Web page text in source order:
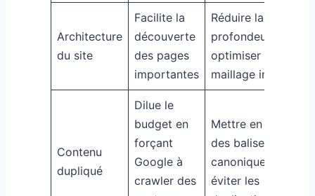
Architecture
du site
Facilite la
découverte
des pages
importantes
Réduire la
profondeur,
optimiser le
maillage interne
Contenu
dupliqué
Dilue le
budget en
forçant
Google à
crawler des
Mettre en place
des balises
canoniques,
éviter les